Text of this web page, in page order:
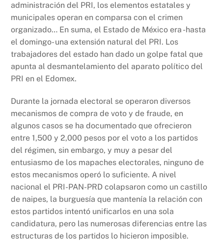
administración del PRI, los elementos estatales y
municipales operan en comparsa con el crimen
organizado… En suma, el Estado de México era -hasta
el domingo- una extensión natural del PRI. Los
trabajadores del estado han dado un golpe fatal que
apunta al desmantelamiento del aparato político del
PRI en el Edomex.
Durante la jornada electoral se operaron diversos
mecanismos de compra de voto y de fraude, en
algunos casos se ha documentado que ofrecieron
entre 1,500 y 2,000 pesos por el voto a los partidos
del régimen, sin embargo, y muy a pesar del
entusiasmo de los mapaches electorales, ninguno de
estos mecanismos operó lo suficiente. A nivel
nacional el PRI-PAN-PRD colapsaron como un castillo
de naipes, la burguesía que mantenía la relación con
estos partidos intentó unificarlos en una sola
candidatura, pero las numerosas diferencias entre las
estructuras de los partidos lo hicieron imposible.